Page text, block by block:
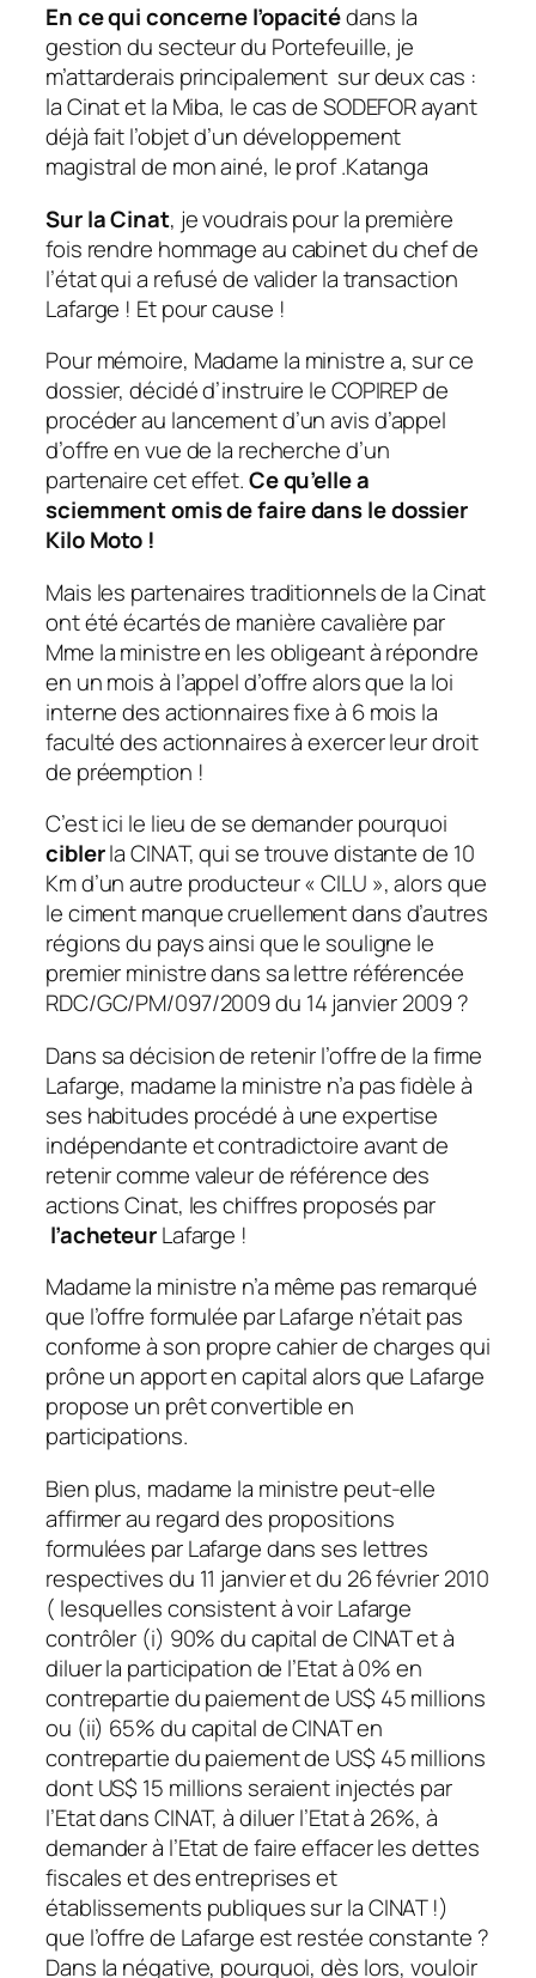
En ce qui concerne l’opacitédans la
gestion du secteur du Portefeuille, je
m’attarderais principalement sur deux cas :
la Cinat et la Miba, le cas de SODEFOR ayant
déjà fait l’objet d’un développement
magistral de mon ainé, le prof .Katanga
Sur la Cinat, je voudrais pour la première
fois rendre hommage au cabinet du chef de
l’état qui a refusé de valider la transaction
Lafarge ! Et pour cause !
Pour mémoire, Madame la ministre a, sur ce
dossier, décidé d’instruire le COPIREP de
procéder au lancement d’un avis d’appel
d’offre en vue de la recherche d’un
partenaire cet effet.Ce qu’elle a
sciemment omis de faire dans le dossier
Kilo Moto !
Mais les partenaires traditionnels de la Cinat
ont été écartés de manière cavalière par
Mme la ministre en les obligeant à répondre
en un mois à l’appel d’offre alors que la loi
interne des actionnaires fixe à 6 mois la
faculté des actionnaires à exercer leur droit
de préemption !
C’est ici le lieu de se demander pourquoi
ciblerla CINAT, qui se trouve distante de 10
Km d’un autre producteur « CILU », alors que
le ciment manque cruellement dans d’autres
régions du pays ainsi que le souligne le
premier ministre dans sa lettre référencée
RDC/GC/PM/097/2009 du 14 janvier 2009 ?
Dans sa décision de retenir l’offre de la firme
Lafarge, madame la ministre n’a pas fidèle à
ses habitudes procédé à une expertise
indépendante et contradictoire avant de
retenir comme valeur de référence des
actions Cinat, les chiffres proposés par
l’acheteurLafarge !
Madame la ministre n’a même pas remarqué
que l’offre formulée par Lafarge n’était pas
conforme à son propre cahier de charges qui
prône un apport en capital alors que Lafarge
propose un prêt convertible en
participations.
Bien plus, madame la ministre peut-elle
affirmer au regard des propositions
formulées par Lafarge dans ses lettres
respectives du 11 janvier et du 26 février 2010
( lesquelles consistent à voir Lafarge
contrôler (i) 90% du capital de CINAT et à
diluer la participation de l’Etat à 0% en
contrepartie du paiement de US$ 45 millions
ou (ii) 65% du capital de CINAT en
contrepartie du paiement de US$ 45 millions
dont US$ 15 millions seraient injectés par
l’Etat dans CINAT, à diluer l’Etat à 26%, à
demander à l’Etat de faire effacer les dettes
fiscales et des entreprises et
établissements publiques sur la CINAT !)
que l’offre de Lafarge est restée constante ?
Dans la négative, pourquoi, dès lors, vouloir